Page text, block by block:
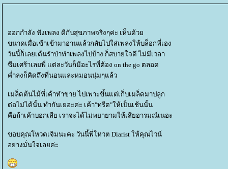
ออกกำลัง ฟังเพลง ดีกับสุขภาพจริงๆค่ะ เห็นด้ว
ขนาดเมื่อเช้าเข้ามาอ่านแล้วกลับไปใส่เพลงให้บล็อกพี่เอง
วันนี้ก็เลยเต้นรำบำทำเพลงไปบ้าง ก็สบายใจดี ไม่มีเวลา
ซึมเศร้าเลยพี่ แต่ละวันก็มีอะไรที่ต้อง on the go ตลอด
ค่ำลงก็คิดถึงที่นอนและหมอนนุ่มๆแล้ว
เมล็ดต้นไม้ที่เค้าทำขาย ไปเพาะขึ้นแต่เก็บเมล็ดมาปลูก
ต่อไม่ได้นั้น ทำกันเยอะค่ะ เค้า"ทรีต"ให้เป็นเช้นนั้น
คือถ้าเค้าบอกเสีย เราจะได้ไม่พยายามให้เสียอารมณ์เนอะ
ขอบคุณโหวตเจิมนะคะ วันนี้พี่โหวต Diarist ให้คุณไวน์
อย่างมั่นใจเลยค่ะ